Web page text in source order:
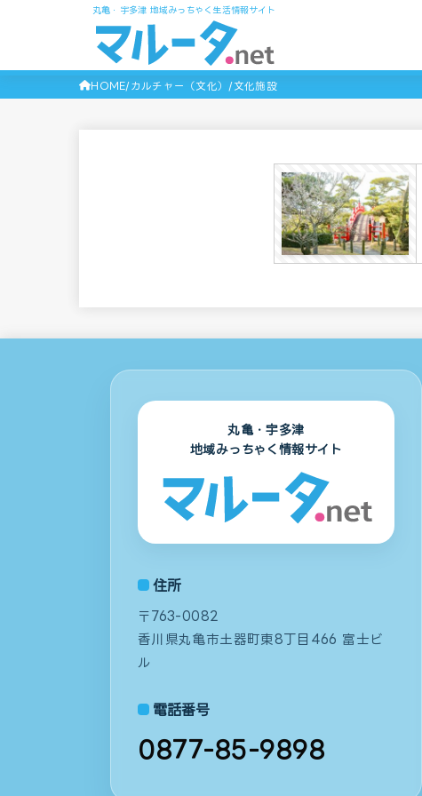
丸亀・宇多津 地域みっちゃく生活情報サイト
HOME カルチャー（文化） 文化施設
丸亀・宇多津
地域みっちゃく情報サイト
住所
〒763-0082
香川県丸亀市土器町東8丁目466 富士ビ
ル
電話番号
0877-85-9898